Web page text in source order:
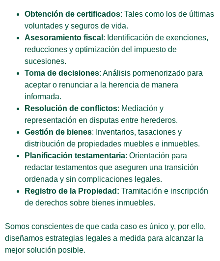
Obtención de certificados: Tales como los de últimas
voluntades y seguros de vida.
Asesoramiento fiscal : Identificación de exenciones,
reducciones y optimización del impuesto de
sucesiones.
Toma de decisiones: Análisis pormenorizado para
aceptar o renunciar a la herencia de manera
informada.
Resolución de conflictos: Mediación y
representación en disputas entre herederos.
Gestión de bienes: Inventarios, tasaciones y
distribución de propiedades muebles e inmuebles.
Planificación testamentaria: Orientación para
redactar testamentos que aseguren una transición
ordenada y sin complicaciones legales.
Registro de la Propiedad: Tramitación e inscripción
de derechos sobre bienes inmuebles.
Somos conscientes de que cada caso es único y, por ello,
diseñamos estrategias legales a medida para alcanzar la
mejor solución posible.